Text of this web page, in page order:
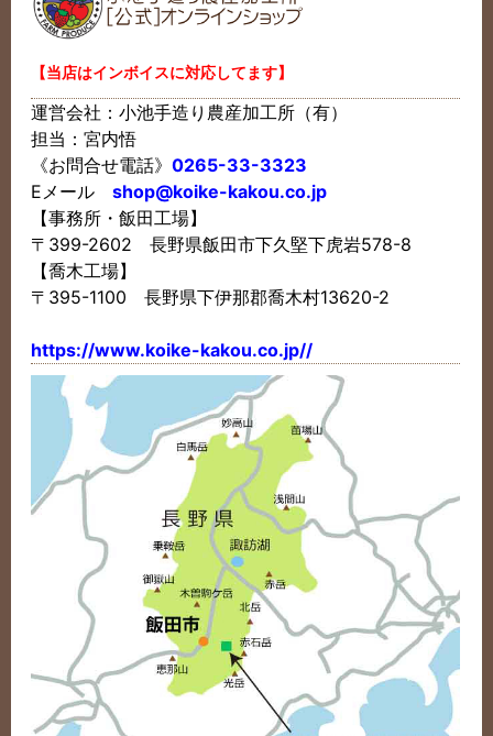
【当店はインボイスに対応してます】
運営会社：小池手造り農産加工所（有）
担当：宮内悟
《お問合せ電話》 0265-33-3323
Eメール shop@koike-kakou.co.jp
【事務所・飯田工場】
〒399-2602 長野県飯田市下久堅下虎岩578-8
【喬木工場】
〒395-1100 長野県下伊那郡喬木村13620-2
https://www.koike-kakou.co.jp//